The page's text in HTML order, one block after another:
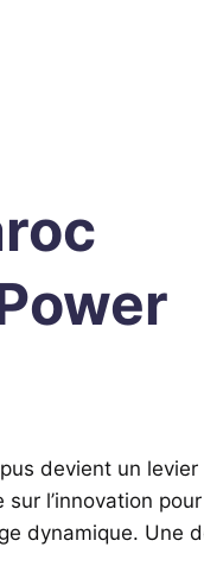
devient un levier
l’innovation
dynamique. Une